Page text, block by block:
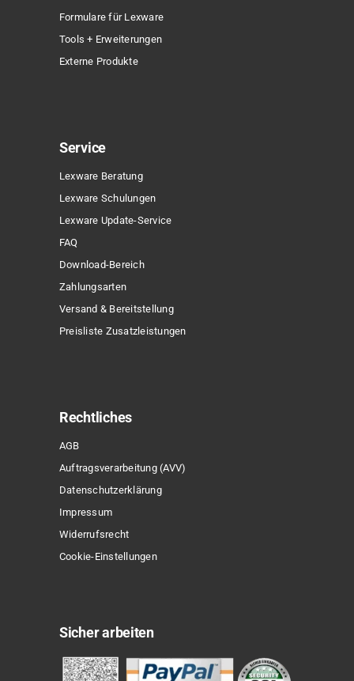
Formulare für Lexware
Tools + Erweiterungen
Externe Produkte
Service
Lexware Beratung
Lexware Schulungen
Lexware Update-Service
FAQ
Download-Bereich
Zahlungsarten
Versand & Bereitstellung
Preisliste Zusatzleistungen
Rechtliches
AGB
Auftragsverarbeitung (AVV)
Datenschutzerklärung
Impressum
Widerrufsrecht
Cookie-Einstellungen
Sicher arbeiten